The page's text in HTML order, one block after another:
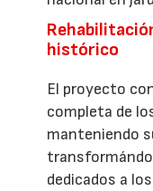
histórico
El proyecto
completa de
manteniendo
dedicados a